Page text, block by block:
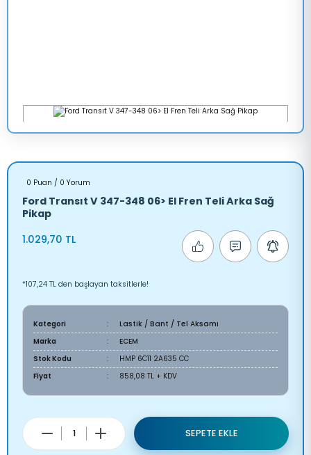
0 Puan / 0 Yorum
Ford Transıt V 347-348 06> El Fren Teli Arka Sağ
Pikap
1.029,70 TL
*107,24 TL den başlayan taksitlerle!
Kategori
Lastik / Bant / Tel Aksamı
Marka
ECEM
Stok Kodu
HMP 6C11 2A635 CC
Fiyat
858,08 TL + KDV
SEPETE EKLE